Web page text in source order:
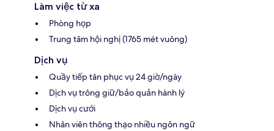
Làm việc từ xa
Phòng họp
Trung tâm hội nghị (1765 mét vuông)
Dịch vụ
Quầy tiếp tân phục vụ 24 giờ/ngày
Dịch vụ trông giữ/bảo quản hành lý
Dịch vụ cưới
Nhân viên thông thạo nhiều ngôn ngữ